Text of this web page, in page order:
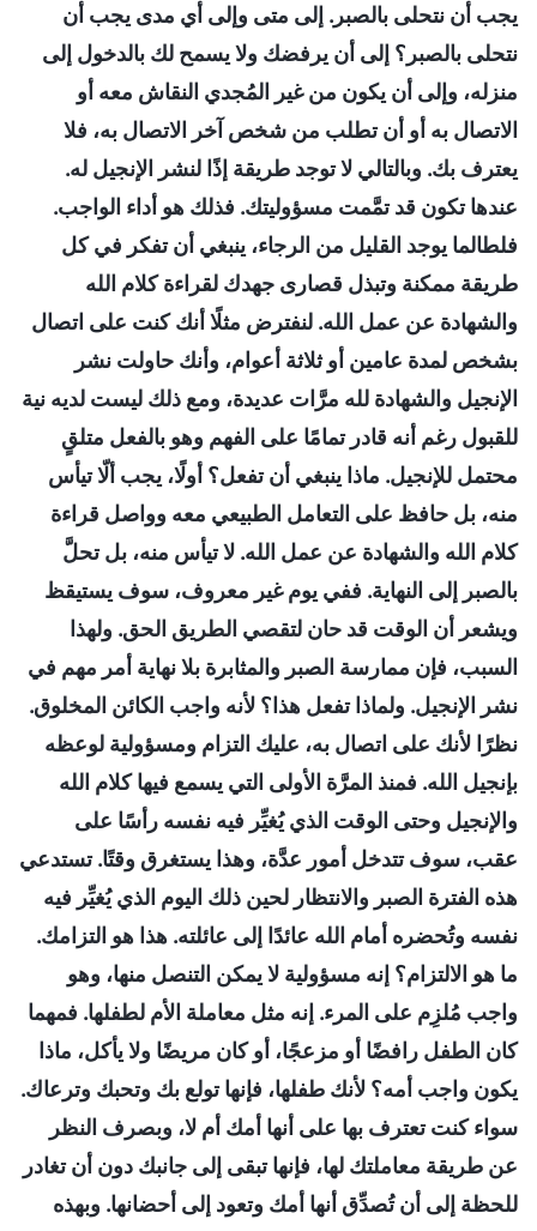
يجب أن نتحلى بالصبر. إلى متى وإلى أي مدى يجب أن
نتحلى بالصبر؟ إلى أن يرفضك ولا يسمح لك بالدخول إلى
منزله، وإلى أن يكون من غير المُجدي النقاش معه أو
الاتصال به أو أن تطلب من شخص آخر الاتصال به، فلا
يعترف بك. وبالتالي لا توجد طريقة إذًا لنشر الإنجيل له.
عندها تكون قد تمَّمت مسؤوليتك. فذلك هو أداء الواجب.
فلطالما يوجد القليل من الرجاء، ينبغي أن تفكر في كل
طريقة ممكنة وتبذل قصارى جهدك لقراءة كلام الله
والشهادة عن عمل الله. لنفترض مثلًا أنك كنت على اتصال
بشخص لمدة عامين أو ثلاثة أعوام، وأنك حاولت نشر
الإنجيل والشهادة لله مرَّات عديدة، ومع ذلك ليست لديه نية
للقبول رغم أنه قادر تمامًا على الفهم وهو بالفعل متلقٍ
محتمل للإنجيل. ماذا ينبغي أن تفعل؟ أولًا، يجب ألّا تيأس
منه، بل حافظ على التعامل الطبيعي معه وواصل قراءة
كلام الله والشهادة عن عمل الله. لا تيأس منه، بل تحلَّ
بالصبر إلى النهاية. ففي يوم غير معروف، سوف يستيقظ
ويشعر أن الوقت قد حان لتقصي الطريق الحق. ولهذا
السبب، فإن ممارسة الصبر والمثابرة بلا نهاية أمر مهم في
نشر الإنجيل. ولماذا تفعل هذا؟ لأنه واجب الكائن المخلوق.
نظرًا لأنك على اتصال به، عليك التزام ومسؤولية لوعظه
بإنجيل الله. فمنذ المرَّة الأولى التي يسمع فيها كلام الله
والإنجيل وحتى الوقت الذي يُغيِّر فيه نفسه رأسًا على
عقب، سوف تتدخل أمور عدَّة، وهذا يستغرق وقتًا. تستدعي
هذه الفترة الصبر والانتظار لحين ذلك اليوم الذي يُغيِّر فيه
نفسه وتُحضره أمام الله عائدًا إلى عائلته. هذا هو التزامك.
ما هو الالتزام؟ إنه مسؤولية لا يمكن التنصل منها، وهو
واجب مُلزِم على المرء. إنه مثل معاملة الأم لطفلها. فمهما
كان الطفل رافضًا أو مزعجًا، أو كان مريضًا ولا يأكل، ماذا
يكون واجب أمه؟ لأنك طفلها، فإنها تولع بك وتحبك وترعاك.
سواء كنت تعترف بها على أنها أمك أم لا، وبصرف النظر
عن طريقة معاملتك لها، فإنها تبقى إلى جانبك دون أن تغادر
للحظة إلى أن تُصدِّق أنها أمك وتعود إلى أحضانها. وبهذه